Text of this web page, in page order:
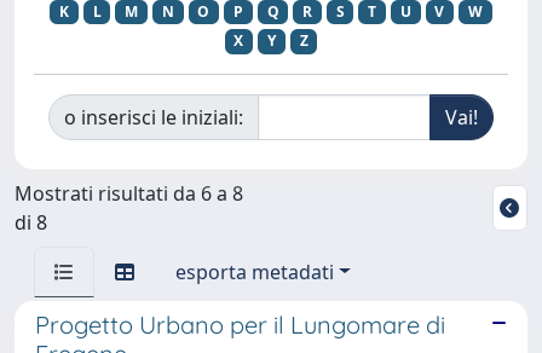
K
L M N O P Q R S T U V
W
X
Y Z
o inserisci le iniziali:
Mostrati risultati da 6 a 8
di 8
esporta metadati
Progetto Urbano per il Lungomare di